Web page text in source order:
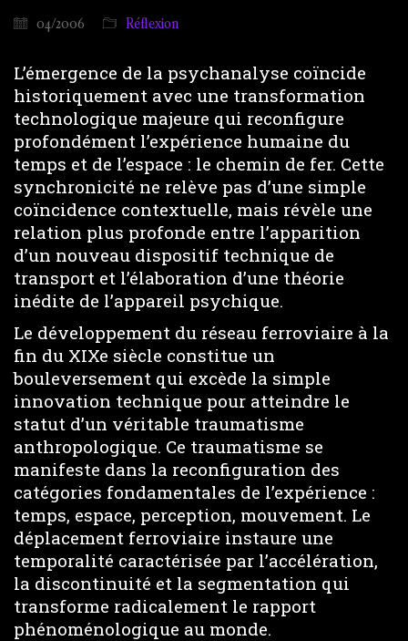
04/2006 Réflexion
L’émergence de la psychanalyse coïncide
historiquement avec une transformation
technologique majeure qui reconfigure
profondément l’expérience humaine du
temps et de l’espace : le chemin de fer. Cette
synchronicité ne relève pas d’une simple
coïncidence contextuelle, mais révèle une
relation plus profonde entre l’apparition
d’un nouveau dispositif technique de
transport et l’élaboration d’une théorie
inédite de l’appareil psychique.
Le développement du réseau ferroviaire à la
fin du XIXe siècle constitue un
bouleversement qui excède la simple
innovation technique pour atteindre le
statut d’un véritable traumatisme
anthropologique. Ce traumatisme se
manifeste dans la reconfiguration des
catégories fondamentales de l’expérience :
temps, espace, perception, mouvement. Le
déplacement ferroviaire instaure une
temporalité caractérisée par l’accélération,
la discontinuité et la segmentation qui
transforme radicalement le rapport
phénoménologique au monde.